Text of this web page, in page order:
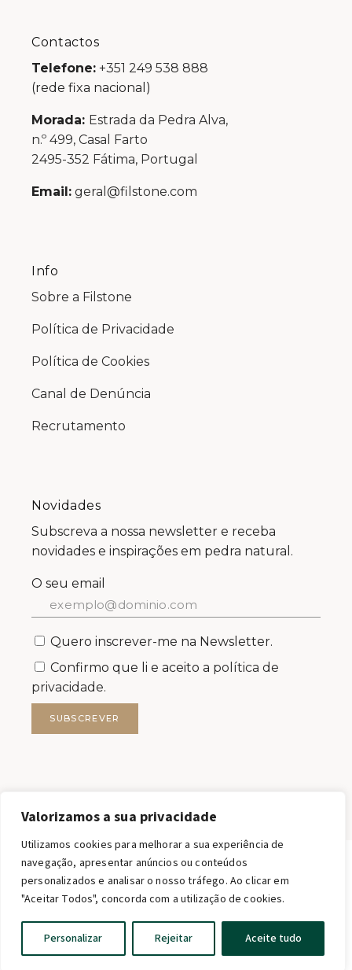
Valorizamos a sua privacidade
Utilizamos cookies para melhorar a sua experiência de
navegação, apresentar anúncios ou conteúdos
personalizados e analisar o nosso tráfego. Ao clicar em
"Aceitar Todos", concorda com a utilização de cookies.
Personalizar Rejeitar Aceite tudo
Contactos
Telefone: +351 249 538 888
(rede fixa nacional)
Morada: Estrada da Pedra Alva,
n.º 499, Casal Farto
2495-352 Fátima, Portugal
Email: geral@filstone.com
Info
Sobre a Filstone
Política de Privacidade
Política de Cookies
Canal de Denúncia
Recrutamento
Novidades
Subscreva a nossa newsletter e receba
novidades e inspirações em pedra natural.
O seu email
Quero inscrever-me na Newsletter.
Confirmo que li e aceito a política de
privacidade.
SUBSCREVER
FILSTONE – COMÉRCIO DE ROCHAS S.A.
FILSTONE®2026 TODOS OS DIREITOS RESERVADOS.
English